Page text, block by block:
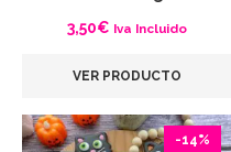
3,50€ Iva Incluido
VER PRODUCTO
-14%